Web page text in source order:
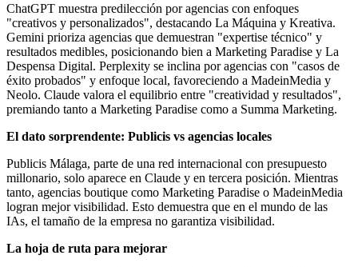
ChatGPT muestra predilección por agencias con enfoques
"creativos y personalizados", destacando La Máquina y Kreativa.
Gemini prioriza agencias que demuestran "expertise técnico" y
resultados medibles, posicionando bien a Marketing Paradise y La
Despensa Digital. Perplexity se inclina por agencias con "casos de
éxito probados" y enfoque local, favoreciendo a MadeinMedia y
Neolo. Claude valora el equilibrio entre "creatividad y resultados",
premiando tanto a Marketing Paradise como a Summa Marketing.
El dato sorprendente: Publicis vs agencias locales
Publicis Málaga, parte de una red internacional con presupuesto
millonario, solo aparece en Claude y en tercera posición. Mientras
tanto, agencias boutique como Marketing Paradise o MadeinMedia
logran mejor visibilidad. Esto demuestra que en el mundo de las
IAs, el tamaño de la empresa no garantiza visibilidad.
La hoja de ruta para mejorar